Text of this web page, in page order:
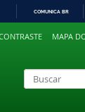
COMUNICA BR
MAPA